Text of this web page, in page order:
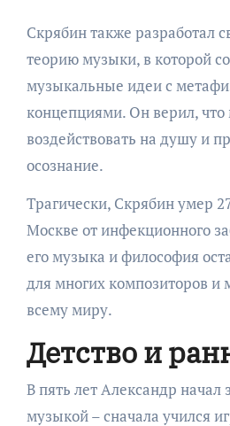
Скрябин также разработал
теорию музыки, в которой
музыкальные идеи с
концепциями. Он верил, что
воздействовать на душу и
осознание.
Трагически, Скрябин умер
Москве от инфекционного
его музыка и философия
для многих композиторов и
всему миру.
Детство и
В пять лет Александр начал
музыкой – сначала учился